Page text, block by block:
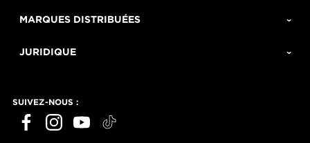
MARQUES DISTRIBUÉES
JURIDIQUE
SUIVEZ-NOUS :